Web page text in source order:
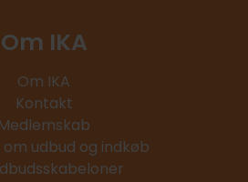
Om IKA
Om IKA
Kontakt
Medlemskab
om udbud og indkøb